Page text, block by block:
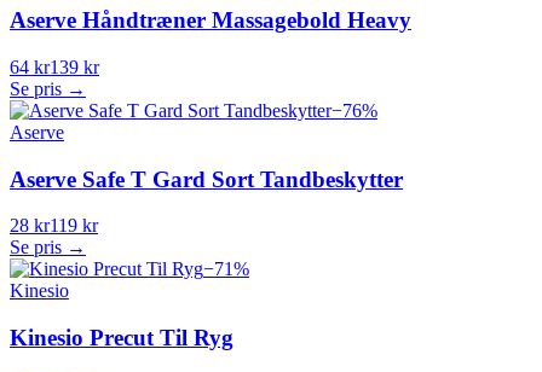
Aserve Håndtræner Massagebold Heavy
64 kr139 kr
Se pris →
−76%
Aserve
Aserve Safe T Gard Sort Tandbeskytter
28 kr119 kr
Se pris →
−71%
Kinesio
Kinesio Precut Til Ryg